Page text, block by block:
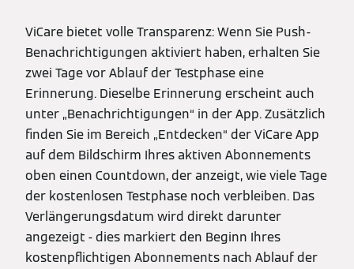
ViCare bietet volle Transparenz: Wenn Sie Push-
Benachrichtigungen aktiviert haben, erhalten Sie
zwei Tage vor Ablauf der Testphase eine
Erinnerung. Dieselbe Erinnerung erscheint auch
unter „Benachrichtigungen“ in der App. Zusätzlich
finden Sie im Bereich „Entdecken“ der ViCare App
auf dem Bildschirm Ihres aktiven Abonnements
oben einen Countdown, der anzeigt, wie viele Tage
der kostenlosen Testphase noch verbleiben. Das
Verlängerungsdatum wird direkt darunter
angezeigt - dies markiert den Beginn Ihres
kostenpflichtigen Abonnements nach Ablauf der